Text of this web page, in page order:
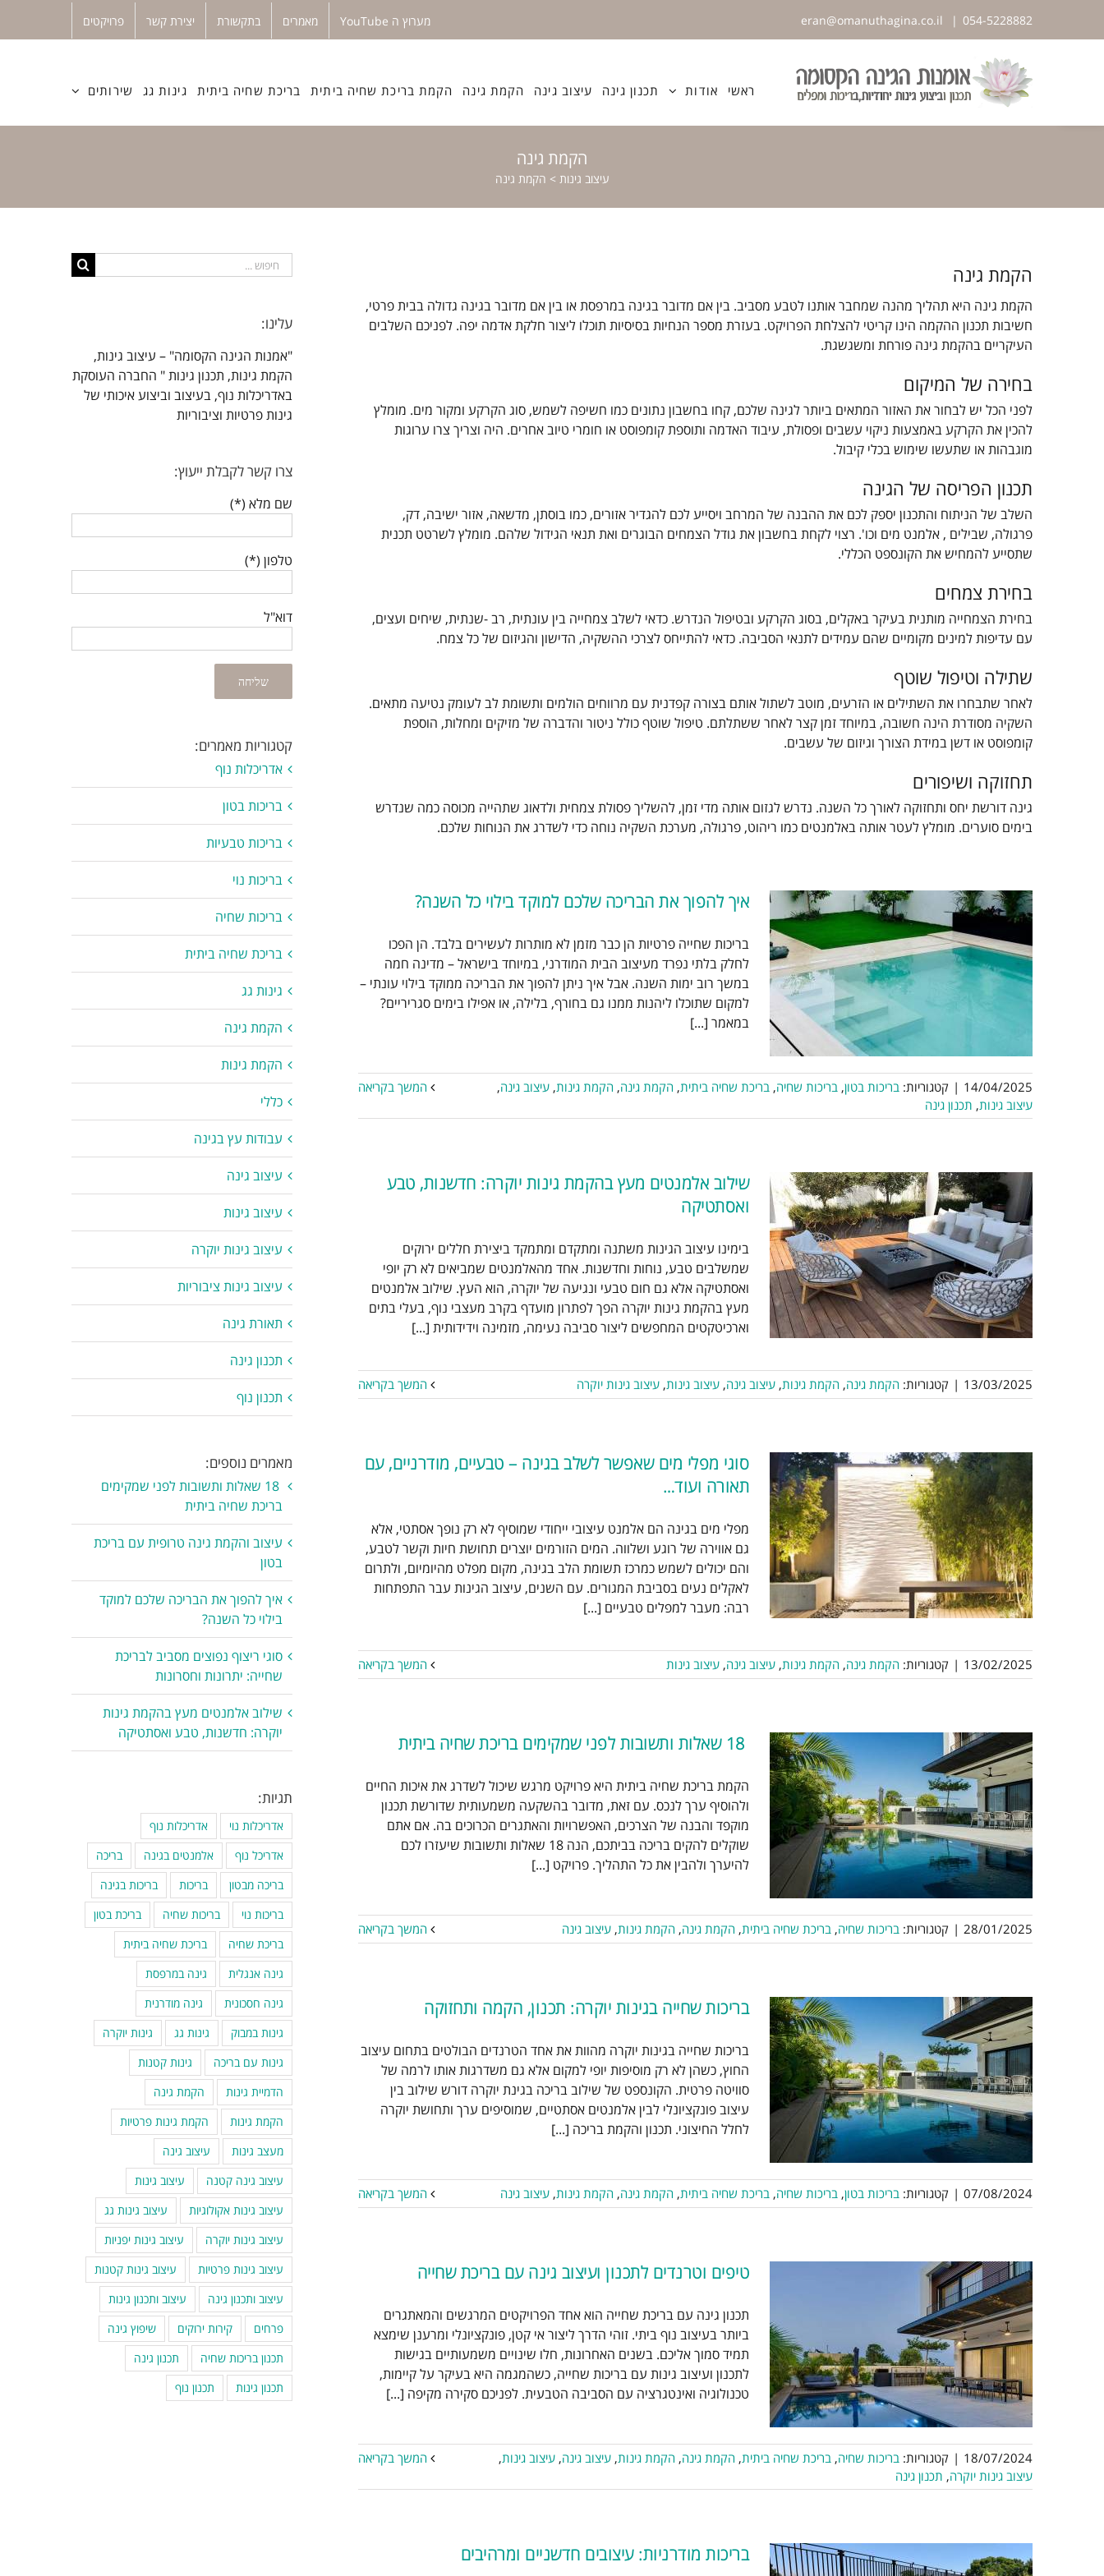
פתח סרגל נגישות
054-5228882
| מערוץ ה YouTube מאמרים בתקשורת יצירת קשר פרויקטים
ראשי אודות תכנון גינה עיצוב גינה הקמת גינה הקמת בריכת שחיה ביתית בריכת שחיה ביתית גינות גג שירותים
הקמת גינה
עיצוב גינות > הקמת גינה
הקמת גינה
הקמת גינה היא תהליך מהנה שמחבר אותנו לטבע מסביב. בין אם מדובר בגינה במרפסת או בין אם מדובר בגינה גדולה בבית פרטי,
חשיבות תכנון ההקמה הינו קריטי להצלחת הפרויקט. בעזרת מספר הנחיות בסיסיות תוכלו ליצור חלקת אדמה יפה. לפניכם השלבים
העיקריים בהקמת גינה פורחת ומשגשגת.
בחירה של המיקום
לפני הכל יש לבחור את האזור המתאים ביותר לגינה שלכם, קחו בחשבון נתונים כמו חשיפה לשמש, סוג הקרקע ומקור מים. מומלץ
להכין את הקרקע באמצעות ניקוי עשבים ופסולת, עיבוד האדמה ותוספת קומפוסט או חומרי טיוב אחרים. היה וצריך צרו ערוגות
מוגבהות או שתעשו שימוש בכלי קיבול.
תכנון הפריסה של הגינה
השלב של הניתוח והתכנון יספק לכם את ההבנה של המרחב ויסייע לכם להגדיר אזורים, כמו בוסתן, מדשאה, אזור ישיבה, דק,
פרגולה, שבילים , אלמנט מים וכו'. רצוי לקחת בחשבון את גודל הצמחים הבוגרים ואת תנאי הגידול שלהם. מומלץ לשרטט תכנית
שתסייע להמחיש את הקונספט הכללי.
בחירת צמחים
בחירת הצמחייה מותנית בעיקר באקלים, בסוג הקרקע ובטיפול הנדרש. כדאי לשלב צמחייה בין עונתית, רב -שנתית, שיחים ועצים,
עם עדיפות למינים מקומיים שהם עמידים לתנאי הסביבה. כדאי להתייחס לצרכי ההשקיה, הדישון והגיזום של כל צמח.
שתילה וטיפול שוטף
לאחר שתבחרו את השתילים או הזרעים, מוטב לשתול אותם בצורה קפדנית עם מרווחים הולמים ותשומת לב לעומק נטיעה מתאים.
השקיה מסודרת הינה חשובה, במיוחד זמן קצר לאחר ששתלתם. טיפול שוטף כולל ניטור והדברה של מזיקים ומחלות, הוספת
קומפוסט או דשן במידת הצורך וגיזום של עשבים.
תחזוקה ושיפורים
גינה דורשת יחס ותחזוקה לאורך כל השנה. נדרש לגזום אותה מדי זמן, להשליך פסולת צמחית ולדאוג שתהייה מכוסה כמה שנדרש
בימים סוערים. מומלץ לעטר אותה באלמנטים כמו ריהוט, פרגולה, מערכת השקיה נוחה כדי לשדרג את הנוחות שלכם.
איך להפוך את הבריכה שלכם למוקד
בילוי כל השנה?
בריכות בטון בריכות שחיה בריכת שחיה
ביתית
הקמת גינה הקמת גינות
עיצוב גינה
עיצוב גינות
איך להפוך את הבריכה שלכם למוקד בילוי כל השנה?
בריכות שחייה פרטיות הן כבר מזמן לא מותרות לעשירים בלבד. הן הפכו
לחלק בלתי נפרד מעיצוב הבית המודרני, במיוחד בישראל – מדינה חמה
במשך רוב ימות השנה. אבל איך ניתן להפוך את הבריכה ממוקד בילוי עונתי –
למקום שתוכלו ליהנות ממנו גם בחורף, בלילה, או אפילו בימים סגריריים?
במאמר [...]
14/04/2025
| קטגוריות: בריכות בטון, בריכות שחיה, בריכת שחיה ביתית, הקמת גינה, הקמת גינות, עיצוב גינה,
עיצוב גינות, תכנון גינה
המשך בקריאה
שילוב אלמנטים מעץ בהקמת גינות
יוקרה: חדשנות, טבע ואסתטיקה
הקמת גינה הקמת גינות עיצוב גינה עיצוב
גינות עיצוב גינות יוקרה
שילוב אלמנטים מעץ בהקמת גינות יוקרה: חדשנות, טבע
ואסתטיקה
בימינו עיצוב הגינות משתנה ומתקדם ומתמקד ביצירת חללים ירוקים
שמשלבים טבע, נוחות וחדשנות. אחד מהאלמנטים שמביאים לא רק יופי
ואסתטיקה אלא גם חום טבעי ונגיעה של יוקרה, הוא העץ. שילוב אלמנטים
מעץ בהקמת גינות יוקרה הפך לפתרון מועדף בקרב מעצבי נוף, בעלי בתים
וארכיטקטים המחפשים ליצור סביבה נעימה, מזמינה וידידותית [...]
13/03/2025
| קטגוריות: הקמת גינה, הקמת גינות, עיצוב גינה, עיצוב גינות, עיצוב גינות יוקרה המשך בקריאה
– טבעיים, מודרניים, עם תאורה
ועוד…
הקמת גינה הקמת גינות עיצוב גינה עיצוב
גינות
סוגי מפלי מים שאפשר לשלב בגינה – טבעיים, מודרניים, עם
תאורה ועוד…
מפלי מים בגינה הם אלמנט עיצובי ייחודי שמוסיף לא רק נופך אסתטי, אלא
גם אווירה של רוגע ושלווה. המים הזורמים יוצרים תחושת חיות וקשר לטבע,
והם יכולים לשמש כמרכז תשומת הלב בגינה, מקום מפלט מהיומיום, ולתרום
לאקלים נעים בסביבת המגורים. עם השנים, עיצוב הגינות עבר התפתחות
רבה: מעבר למפלים טבעיים [...]
13/02/2025
| קטגוריות: הקמת גינה, הקמת גינות, עיצוב גינה, עיצוב גינות המשך בקריאה
18 שאלות ותשובות לפני שמקימים
בריכת שחיה ביתית
בריכות שחיה בריכת שחיה ביתית הקמת
גינה הקמת גינות עיצוב גינה
הקמת בריכת שחיה ביתית היא פרויקט מרגש שיכול לשדרג את איכות החיים
ולהוסיף ערך לנכס. עם זאת, מדובר בהשקעה משמעותית שדורשת תכנון
מוקפד והבנה של הצרכים, האפשרויות והאתגרים הכרוכים בה. אם אתם
שוקלים להקים בריכה בביתכם, הנה 18 שאלות ותשובות שיעזרו לכם
להיערך ולהבין את כל התהליך. פרויקט [...]
28/01/2025
| קטגוריות: בריכות שחיה, בריכת שחיה ביתית, הקמת גינה, הקמת גינות, עיצוב גינה המשך בקריאה
בריכות שחייה בגינות יוקרה: תכנון,
הקמה ותחזוקה
בריכות בטון בריכות שחיה בריכת שחיה
ביתית הקמת גינה הקמת גינות עיצוב גינה
בריכות שחייה בגינות יוקרה: תכנון, הקמה ותחזוקה
בריכות שחייה בגינות יוקרה מהוות את אחד הטרנדים הבולטים בתחום עיצוב
החוץ, כשהן לא רק מוסיפות יופי למקום אלא גם משדרגות אותו לרמה של
סוויטה פרטית. הקונספט של שילוב בריכה בגינת יוקרה דורש שילוב בין
עיצוב פונקציונלי לבין אלמנטים אסתטיים, שמוסיפים ערך ותחושת יוקרה
לחלל החיצוני. תכנון והקמת בריכה [...]
07/08/2024
| קטגוריות: בריכות בטון, בריכות שחיה, בריכת שחיה ביתית, הקמת גינה, הקמת גינות, עיצוב גינה המשך בקריאה
טיפים וטרנדים לתכנון ועיצוב גינה
עם בריכת שחייה
בריכות שחיה בריכת שחיה ביתית הקמת
גינה
הקמת גינות עיצוב גינה
עיצוב גינות
עיצוב גינות יוקרה
תכנון גינה
טיפים וטרנדים לתכנון ועיצוב גינה עם בריכת שחייה
תכנון גינה עם בריכת שחייה הוא אחד הפרויקטים המרגשים והמאתגרים
ביותר בעיצוב נוף ביתי. זוהי הדרך ליצור אי קטן, פונקציונלי ומרענן שימצא
תמיד סמוך אליכם. בשנים האחרונות, חלו שינויים משמעותיים בגישות
לתכנון ועיצוב גינות עם בריכות שחייה, כשהמגמה היא בעיקר על קיימות,
טכנולוגיה ואינטגרציה עם הסביבה הטבעית. לפניכם סקירה מקיפה [...]
18/07/2024
| קטגוריות: בריכות שחיה, בריכת שחיה ביתית, הקמת גינה, הקמת גינות, עיצוב גינה, עיצוב גינות,
עיצוב גינות יוקרה, תכנון גינה
המשך בקריאה
בריכות מודרניות: עיצובים חדשניים ומרהיבים
חיפוש...
עלינו:
"אמנות הגינה הקסומה" – עיצוב גינות,
הקמת גינות, תכנון גינות " החברה העוסקת
באדריכלות נוף, בעיצוב וביצוע איכותי של
גינות פרטיות וציבוריות
צרו קשר לקבלת ייעוץ:
שם מלא (*)
טלפון (*)
דוא"ל
קטגוריות מאמרים:
אדריכלות נוף
בריכות בטון
בריכות טבעיות
בריכות נוי
בריכות שחיה
בריכת שחיה ביתית
גינות גג
הקמת גינה
הקמת גינות
כללי
עבודות עץ בגינה
עיצוב גינה
עיצוב גינות
עיצוב גינות יוקרה
עיצוב גינות ציבוריות
תאורת גינה
תכנון גינה
תכנון נוף
מאמרים נוספים:
18 שאלות ותשובות לפני שמקימים
בריכת שחיה ביתית
עיצוב והקמת גינה טרופית עם בריכת
בטון
איך להפוך את הבריכה שלכם למוקד
בילוי כל השנה?
סוגי ריצוף נפוצים מסביב לבריכת
שחייה: יתרונות וחסרונות
שילוב אלמנטים מעץ בהקמת גינות
יוקרה: חדשנות, טבע ואסתטיקה
תגיות:
אדריכלות נוי
אדריכלות נוף
אדריכל נוף
אלמנטים בגינה
בריכה
בריכה מבטון
בריכות
בריכות בגינה
בריכות נוי
בריכות שחיה
בריכת בטון
בריכת שחיה
בריכת שחיה ביתית
גינה אנגלית
גינה במרפסת
גינה חסכונית
גינה מודרנית
גינות במבוק
גינות גג
גינות יוקרה
גינות עם בריכה
גינות קטנות
הדמיית גינות
הקמת גינה
הקמת גינות
הקמת גינות פרטיות
מעצב גינות
עיצוב גינה
עיצוב גינה קטנה
עיצוב גינות
עיצוב גינות אקולוגיות
עיצוב גינות גג
עיצוב גינות יוקרה
עיצוב גינות יפניות
עיצוב גינות פרטיות
עיצוב גינות קטנות
עיצוב ותכנון גינה
עיצוב ותכנון גינות
פרחים
קירות ירוקים
שיפוץ גינה
תכנון בריכות שחיה
תכנון גינה
תכנון גינות
תכנון נוף